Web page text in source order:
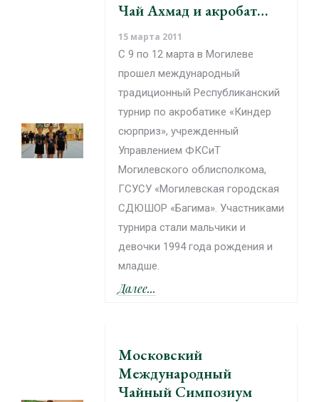
Чай Ахмад и акробат…
15 марта 2011
С 9 по 12 марта в Могилеве
прошел международный
традиционный Республиканский
турнир по акробатике «Киндер
сюрприз», учрежденный
Управлением ФКСиТ
Могилевского облисполкома,
ГСУСУ «Могилевская городская
СДЮШОР «Багима». Участниками
турнира стали мальчики и
девочки 1994 года рождения и
младше.
Далее...
Московский
Международный
Чайный Симпозиум